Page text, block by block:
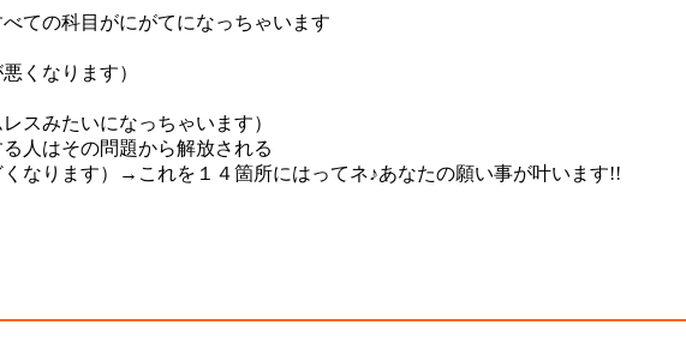
ての科目がにがてになっちゃいます
くなります）
スみたいになっちゃいます）
人はその問題から解放される
なります）→これを１４箇所にはってネ♪あなたの願い事が叶います!!